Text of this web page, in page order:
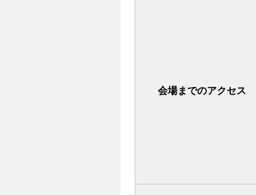
会場までのアクセス